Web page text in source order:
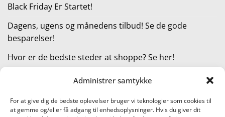
Administrer samtykke
For at give dig de bedste oplevelser bruger vi teknologier som cookies til
at gemme og/eller få adgang til enhedsoplysninger. Hvis du giver dit
Black Friday Er Startet!
Dagens, ugens og månedens tilbud! Se de gode
besparelser!
Hvor er de bedste steder at shoppe? Se her!
Kategorier